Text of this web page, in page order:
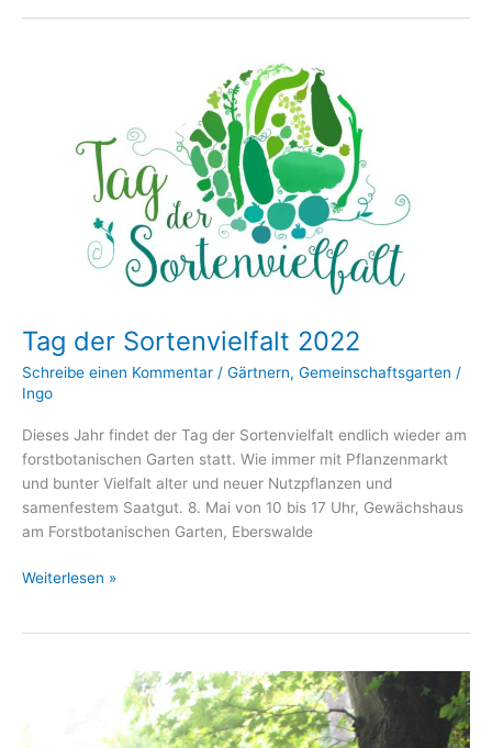
Tag der Sortenvielfalt 2022
Schreibe einen Kommentar / Gärtnern, Gemeinschaftsgarten /
Ingo
Dieses Jahr findet der Tag der Sortenvielfalt endlich wieder am
forstbotanischen Garten statt. Wie immer mit Pflanzenmarkt
und bunter Vielfalt alter und neuer Nutzpflanzen und
samenfestem Saatgut. 8. Mai von 10 bis 17 Uhr, Gewächshaus
am Forstbotanischen Garten, Eberswalde
Tag
Weiterlesen »